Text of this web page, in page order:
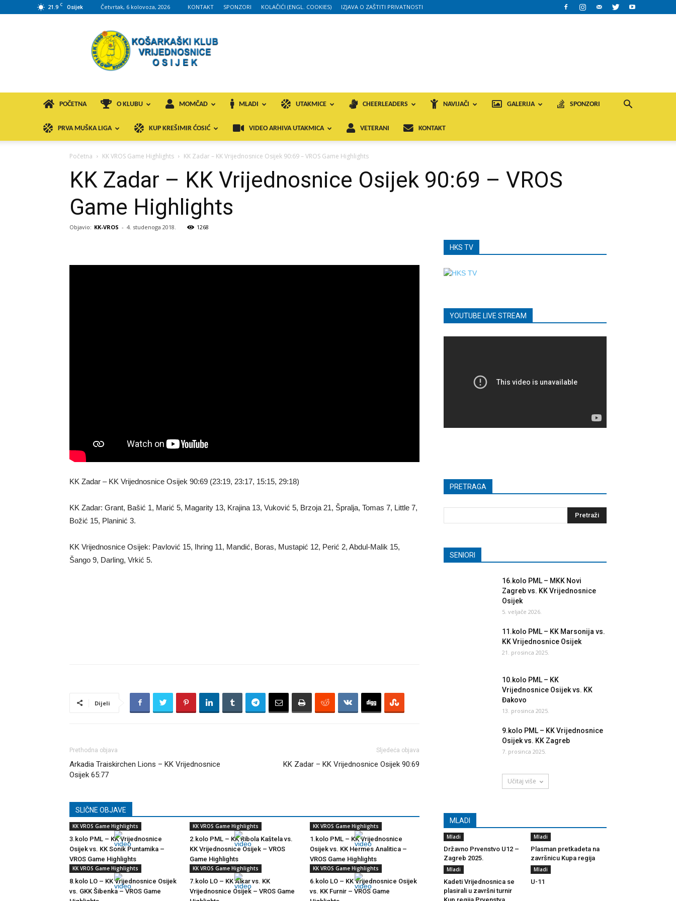
21.9 C Osijek Četvrtak, 6 kolovoza, 2026 KONTAKT SPONZORI KOLAČIĆI (ENGL. COOKIES) IZJAVA O ZAŠTITI PRIVATNOSTI
KK
VROS
POČETNA O KLUBU MOMČAD MLADI UTAKMICE CHEERLEADERS NAVIJAČI GALERIJA SPONZORI
PRVA MUŠKA LIGA KUP KREŠIMIR ĆOSIĆ VIDEO ARHIVA UTAKMICA VETERANI KONTAKT
Početna KK VROS Game Highlights KK Zadar – KK Vrijednosnice Osijek 90:69 – VROS Game Highlights
KK Zadar – KK Vrijednosnice Osijek 90:69 – VROS
Game Highlights
Objavio: KK-VROS - 4. studenoga 2018. 1268
KK Zadar – KK Vrijednosnice Osijek 90:69 (23:19, 23:17, 15:15, 29:18)
KK Zadar: Grant, Bašić 1, Marić 5, Magarity 13, Krajina 13, Vuković 5, Brzoja 21, Špralja, Tomas 7, Little 7,
Božić 15, Planinić 3.
KK Vrijednosnice Osijek: Pavlović 15, Ihring 11, Mandić, Boras, Mustapić 12, Perić 2, Abdul-Malik 15,
Šango 9, Darling, Vrkić 5.
Dijeli
Prethodna objava
Arkadia Traiskirchen Lions – KK Vrijednosnice
Osijek 65:77
Sljedeća objava
KK Zadar – KK Vrijednosnice Osijek 90:69
SLIČNE OBJAVE
KK VROS Game Highlights
3.kolo PML – KK Vrijednosnice
Osijek vs. KK Sonik Puntamika –
VROS Game Highlights
KK VROS Game Highlights
2.kolo PML – KK Ribola Kaštela vs.
KK Vrijednosnice Osijek – VROS
Game Highlights
KK VROS Game Highlights
1.kolo PML – KK Vrijednosnice
Osijek vs. KK Hermes Analitica –
VROS Game Highlights
KK VROS Game Highlights
8.kolo LO – KK Vrijednosnice Osijek
vs. GKK Šibenka – VROS Game
KK VROS Game Highlights
7.kolo LO – KK Alkar vs. KK
Vrijednosnice Osijek – VROS Game
KK VROS Game Highlights
6.kolo LO – KK Vrijednosnice Osijek
vs. KK Furnir – VROS Game
HKS TV
YOUTUBE LIVE STREAM
PRETRAGA
SENIORI
16.kolo PML – MKK Novi
Zagreb vs. KK Vrijednosnice
Osijek
5. veljače 2026.
11.kolo PML – KK Marsonija vs.
KK Vrijednosnice Osijek
21. prosinca 2025.
10.kolo PML – KK
Vrijednosnice Osijek vs. KK
Đakovo
13. prosinca 2025.
9.kolo PML – KK Vrijednosnice
Osijek vs. KK Zagreb
7. prosinca 2025.
Učitaj više
MLADI
Mladi
Državno Prvenstvo U12 –
Zagreb 2025.
Mladi
Plasman pretkadeta na
završnicu Kupa regija
Mladi
Kadeti Vrijednosnica se
plasirali u završni turnir
Mladi
U-11